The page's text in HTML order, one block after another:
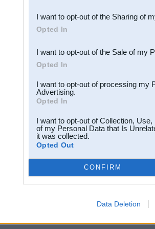
Downstream Participants
third parties.
I want to opt-out of the Sharing of
Opted In
I want to opt-out of the Sale of my
Opted In
I want to opt-out of processing my
Advertising.
Opted In
I want to opt-out of Collection,
of my Personal Data that Is
it was collected.
Opted Out
CONFIRM
Data Deletion